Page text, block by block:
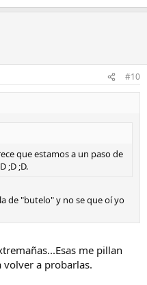
#10
que estamos a un paso de
;D ;D.
de "butelo" y no se que oí yo
me pillan
volver a probarlas.